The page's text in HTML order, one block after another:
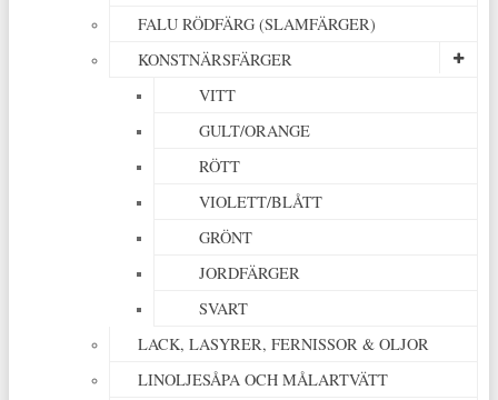
FALU RÖDFÄRG (SLAMFÄRGER)
KONSTNÄRSFÄRGER
VITT
GULT/ORANGE
RÖTT
VIOLETT/BLÅTT
GRÖNT
JORDFÄRGER
SVART
LACK, LASYRER, FERNISSOR & OLJOR
LINOLJESÅPA OCH MÅLARTVÄTT